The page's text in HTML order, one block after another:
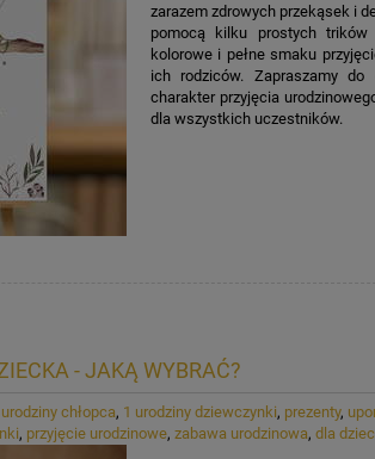
GIRLANDA BIAŁE PIÓRKA ZE ZŁOTEM
zarazem zdrowych przekąsek i
pomocą kilku prostych trików
kolorowe i pełne smaku
ich rodziców. Zapraszamy
charakter przyjęcia
dla wszystkich uczestników.
- JAKĄ WYBRAĆ?
chłopca, 1 urodziny dziewczynki, prezenty,
, przyjęcie urodzinowe, zabawa urodzinowa, dla